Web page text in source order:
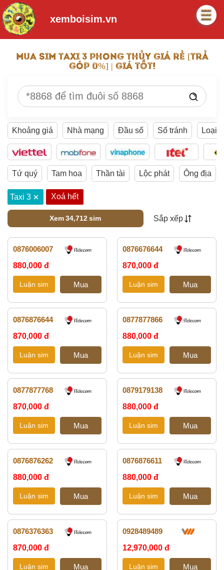
xemboisim.vn
MUA SIM TAXI 3 PHONG THỦY GIÁ RẺ [TRẢ
GÓP 0%] | GIÁ TỐT!
Nhập
số
để
tìm
kiếm
Khoảng giá Nhà mạng Đầu số Số tránh Loại
Tứ quý Tam hoa Thần tài Lộc phát Ông địa
Taxi 3 Xoá hết
Xem
Loading...
34,712 sim Sắp xếp
0876006007
880,000 đ
0876676644
870,000 đ
0876876644
870,000 đ
0877877866
880,000 đ
0877877768
870,000 đ
0879179138
880,000 đ
0876876262
880,000 đ
0876876611
880,000 đ
0876376363
870,000 đ
0928489489
12,970,000 đ